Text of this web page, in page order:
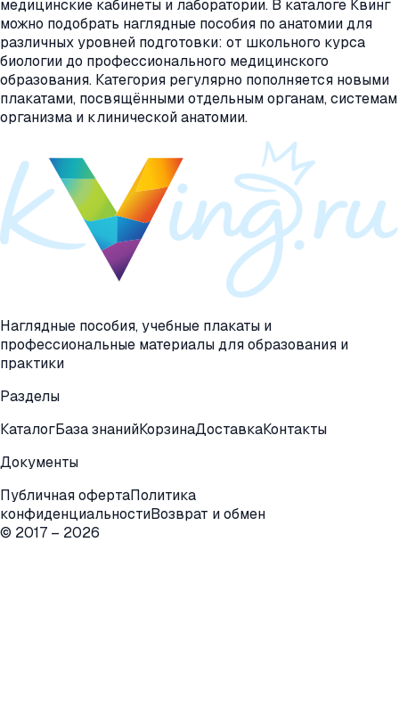
медицинские кабинеты и лаборатории. В каталоге Квинг
можно подобрать наглядные пособия по анатомии для
различных уровней подготовки: от школьного курса
биологии до профессионального медицинского
образования. Категория регулярно пополняется новыми
плакатами, посвящёнными отдельным органам, системам
организма и клинической анатомии.
Наглядные пособия, учебные плакаты и
профессиональные материалы для образования и
практики
Разделы
КаталогБаза знанийКорзинаДоставкаКонтакты
Документы
Публичная офертаПолитика
конфиденциальностиВозврат и обмен
© 2017 – 2026